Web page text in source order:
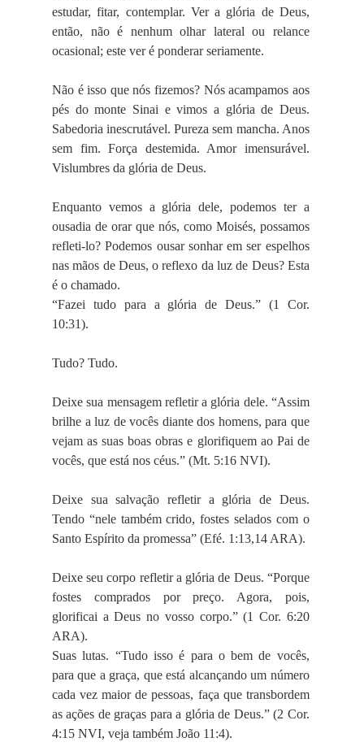
estudar, fitar, contemplar. Ver a glória de Deus,
então, não é nenhum olhar lateral ou relance
ocasional; este ver é ponderar seriamente.
Não é isso que nós fizemos? Nós acampamos aos
pés do monte Sinai e vimos a glória de Deus.
Sabedoria inescrutável. Pureza sem mancha. Anos
sem fim. Força destemida. Amor imensurável.
Vislumbres da glória de Deus.
Enquanto vemos a glória dele, podemos ter a
ousadia de orar que nós, como Moisés, possamos
refleti-lo? Podemos ousar sonhar em ser espelhos
nas mãos de Deus, o reflexo da luz de Deus? Esta
é o chamado.
“Fazei tudo para a glória de Deus.” (1 Cor.
10:31).
Tudo? Tudo.
Deixe sua mensagem refletir a glória dele. “Assim
brilhe a luz de vocês diante dos homens, para que
vejam as suas boas obras e glorifiquem ao Pai de
vocês, que está nos céus.” (Mt. 5:16 NVI).
Deixe sua salvação refletir a glória de Deus.
Tendo “nele também crido, fostes selados com o
Santo Espírito da promessa” (Efé. 1:13,14 ARA).
Deixe seu corpo refletir a glória de Deus. “Porque
fostes comprados por preço. Agora, pois,
glorificai a Deus no vosso corpo.” (1 Cor. 6:20
ARA).
Suas lutas. “Tudo isso é para o bem de vocês,
para que a graça, que está alcançando um número
cada vez maior de pessoas, faça que transbordem
as ações de graças para a glória de Deus.” (2 Cor.
4:15 NVI, veja também João 11:4).